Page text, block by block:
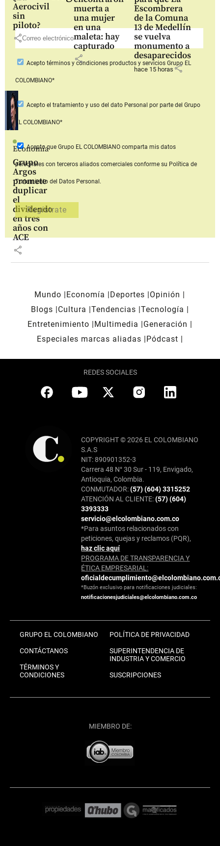
Aerocivil
sin
piloto?
share
muerta a
una mujer
en una
maleta: hay
capturado
share
Escombrera
de la Comuna
13 de Medellín
se vuelva
monumento a
desaparecidos
hace 15 horasshare
Economía
Grupo
Argos
promete
duplicar
el
dividendo
en tres
años con
ACE
share
Aceptotérminos y condiciones productos y serviciosGrupo EL
COLOMBIANO*
Acepto el tratamiento y uso del dato Personal por parte del Grupo
EL COLOMBIANO*
Acepto que Grupo EL COLOMBIANOcomparta mis datos
personales con terceros aliados comerciales conforme su Política de
Tratamiento del Datos Personal.
Mundo Economía Deportes
Opinión
Blogs
Cultura Tendencias Tecnología
Entretenimiento
Multimedia
Generación
Especiales marcas aliadas
Pódcast
REDES SOCIALES
COPYRIGHT © 2026 EL COLOMBIANO
S.A.S
NIT: 890901352-3
Carrera 48 N° 30 Sur - 119, Envigado,
Antioquia, Colombia.
CONMUTADOR:(57) (604) 3315252
ATENCIÓN AL CLIENTE:(57) (604)
3393333
servicio@elcolombiano.com.co
*Para asuntos relacionados con
peticiones, quejas y reclamos (PQR),
haz clic aquí
PROGRAMA DE TRANSPARENCIA Y
ÉTICA EMPRESARIAL:
*Buzón exclusivo para notificaciones judiciales:
notificacionesjudiciales@elcolombiano.com.co
GRUPO EL COLOMBIANO
CONTÁCTANOS
TÉRMINOS Y
CONDICIONES
POLÍTICA DE PRIVACIDAD
SUPERINTENDENCIA DE
INDUSTRIA Y COMERCIO
SUSCRIPCIONES
MIEMBRO DE: